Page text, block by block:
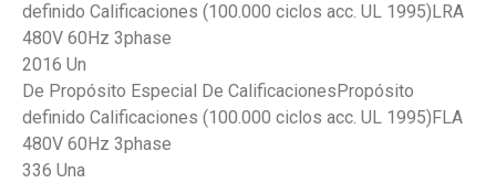
definido Calificaciones (100.000 ciclos acc. UL 1995)LRA
480V 60Hz 3phase
2016 Un
De Propósito Especial De CalificacionesPropósito
definido Calificaciones (100.000 ciclos acc. UL 1995)FLA
480V 60Hz 3phase
336 Una